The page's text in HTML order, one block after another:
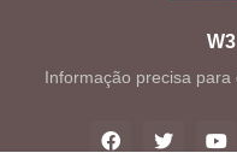
Informação precisa para